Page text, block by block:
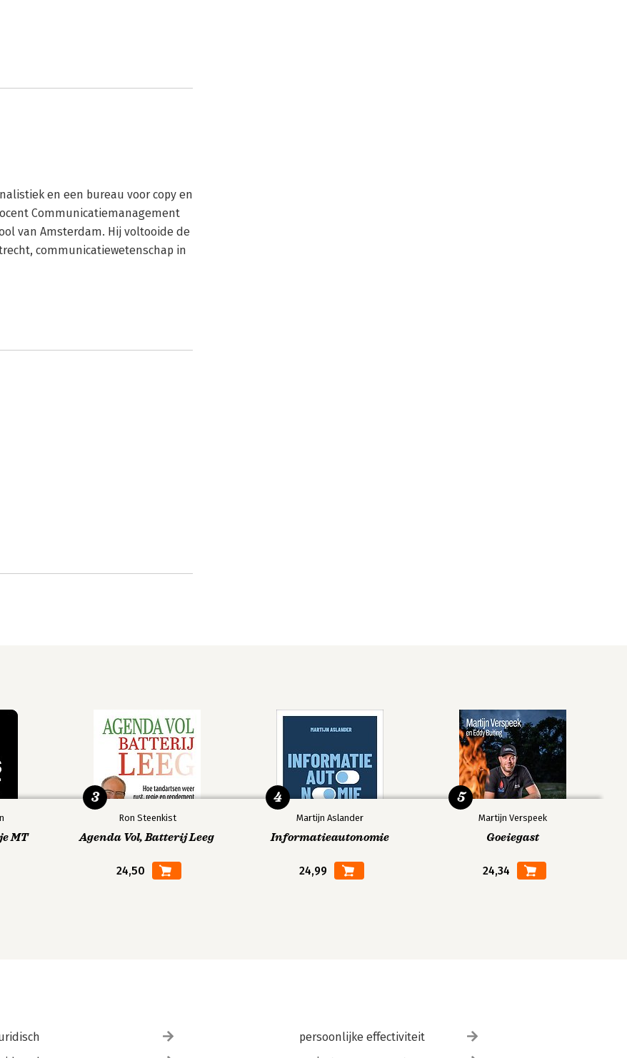
en een bureau voor copy en
Communicatiemanagement
van Amsterdam. Hij voltooide de
communicatiewetenschap in
MT
Ron Steenkist
Agenda Vol, Batterij Leeg
24,50
3
Martijn Aslander
Informatieautonomie
24,99
4
Martijn Verspeek
Goeiegast
24,34
5
persoonlijke effectiviteit